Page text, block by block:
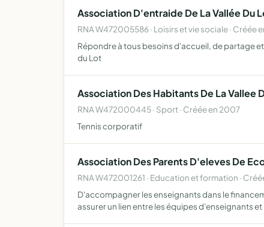
Association D'entraide De La Vallée Du
RNA W472005586 · Loisirs et vie sociale · Créée
Répondre à tous besoins d'accueil, de partage
du Lot
Association Des Habitants De La Vallee
RNA W472000445 · Sport · Créée en 2007
Tennis corporatif
Association Des Parents D'eleves De
RNA W472001261 · Education et formation ·
D'accompagner les enseignants dans le
assurer un lien entre les équipes d'enseignants